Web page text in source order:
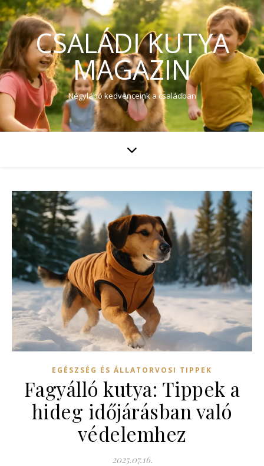
CSALÁDI KUTYA
MAGAZIN
Négylábó kedvenceink a családban
EGÉSZSÉG ÉS ÁLLATORVOSI TIPPEK
Fagyálló kutya: Tippek a
hideg időjárásban való
védelemhez
2025.07.16.